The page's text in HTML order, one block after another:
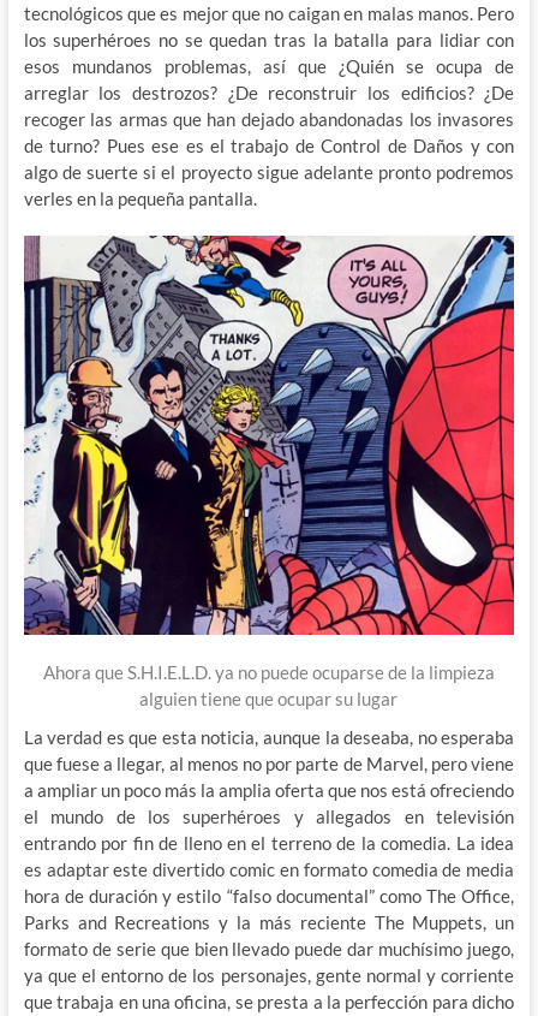
tecnológicos que es mejor que no caigan en malas manos. Pero
los superhéroes no se quedan tras la batalla para lidiar con
esos mundanos problemas, así que ¿Quién se ocupa de
arreglar los destrozos? ¿De reconstruir los edificios? ¿De
recoger las armas que han dejado abandonadas los invasores
de turno? Pues ese es el trabajo de Control de Daños y con
algo de suerte si el proyecto sigue adelante pronto podremos
verles en la pequeña pantalla.
Ahora que S.H.I.E.L.D. ya no puede ocuparse de la limpieza
alguien tiene que ocupar su lugar
La verdad es que esta noticia, aunque la deseaba, no esperaba
que fuese a llegar, al menos no por parte de Marvel, pero viene
a ampliar un poco más la amplia oferta que nos está ofreciendo
el mundo de los superhéroes y allegados en televisión
entrando por fin de lleno en el terreno de la comedia. La idea
es adaptar este divertido comic en formato comedia de media
hora de duración y estilo “falso documental” como The Office,
Parks and Recreations y la más reciente The Muppets, un
formato de serie que bien llevado puede dar muchísimo juego,
ya que el entorno de los personajes, gente normal y corriente
que trabaja en una oficina, se presta a la perfección para dicho